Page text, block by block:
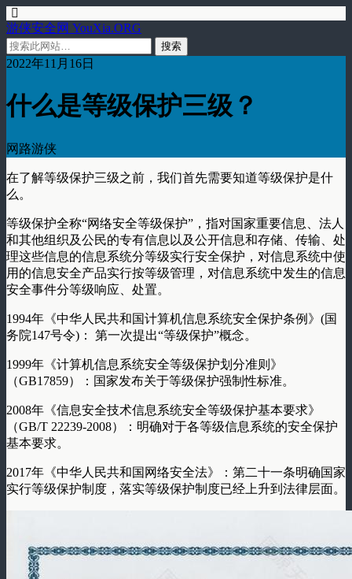
游侠安全网 YouXia.ORG
2022年11月16日
什么是等级保护三级？
网路游侠
在了解等级保护三级之前，我们首先需要知道等级保护是什
么。
等级保护全称“网络安全等级保护”，指对国家重要信息、法人
和其他组织及公民的专有信息以及公开信息和存储、传输、处
理这些信息的信息系统分等级实行安全保护，对信息系统中使
用的信息安全产品实行按等级管理，对信息系统中发生的信息
安全事件分等级响应、处置。
1994年《中华人民共和国计算机信息系统安全保护条例》(国
务院147号令)： 第一次提出“等级保护”概念。
1999年《计算机信息系统安全等级保护划分准则》
（GB17859）：国家发布关于等级保护强制性标准。
2008年《信息安全技术信息系统安全等级保护基本要求》
（GB/T 22239-2008）：明确对于各等级信息系统的安全保护
基本要求。
2017年《中华人民共和国网络安全法》：第二十一条明确国家
实行等级保护制度，落实等级保护制度已经上升到法律层面。